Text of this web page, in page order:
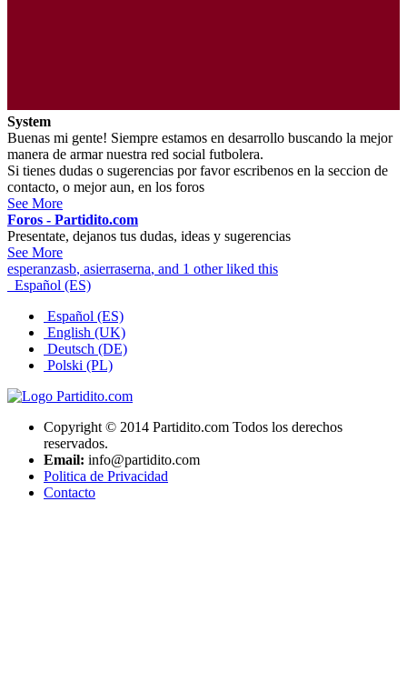
System
Buenas mi gente! Siempre estamos en desarrollo buscando la mejor
manera de armar nuestra red social futbolera.
Si tienes dudas o sugerencias por favor escribenos en la seccion de
contacto, o mejor aun, en los foros
See More
Foros - Partidito.com
Presentate, dejanos tus dudas, ideas y sugerencias
See More
esperanzasb, asierraserna, and 1 other liked this
Español (ES)
Español (ES)
English (UK)
Deutsch (DE)
Polski (PL)
Copyright © 2014 Partidito.com Todos los derechos
reservados.
Email: info@partidito.com
Politica de Privacidad
Contacto